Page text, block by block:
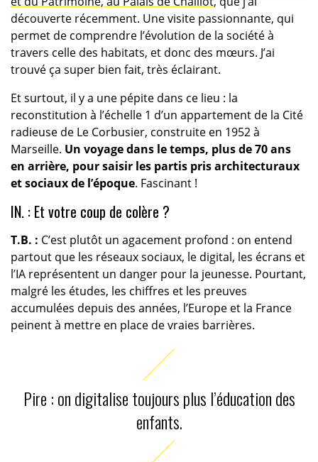
découverte récemment. Une visite passionnante, qui
permet de comprendre l’évolution de la société à
travers celle des habitats, et donc des mœurs. J’ai
trouvé ça super bien fait, très éclairant.
Et surtout, il y a une pépite dans ce lieu : la
reconstitution à l’échelle 1 d’un appartement de la Cité
radieuse de Le Corbusier, construite en 1952 à
Marseille. Un voyage dans le temps, plus de 70 ans
en arrière, pour saisir les partis pris architecturaux
et sociaux de l’époque. Fascinant !
IN. : Et votre coup de colère ?
T.B. : C’est plutôt un agacement profond : on entend
partout que les réseaux sociaux, le digital, les écrans et
l’IA représentent un danger pour la jeunesse. Pourtant,
malgré les études, les chiffres et les preuves
accumulées depuis des années, l’Europe et la France
peinent à mettre en place de vraies barrières.
Pire : on digitalise toujours plus l’éducation des
enfants.